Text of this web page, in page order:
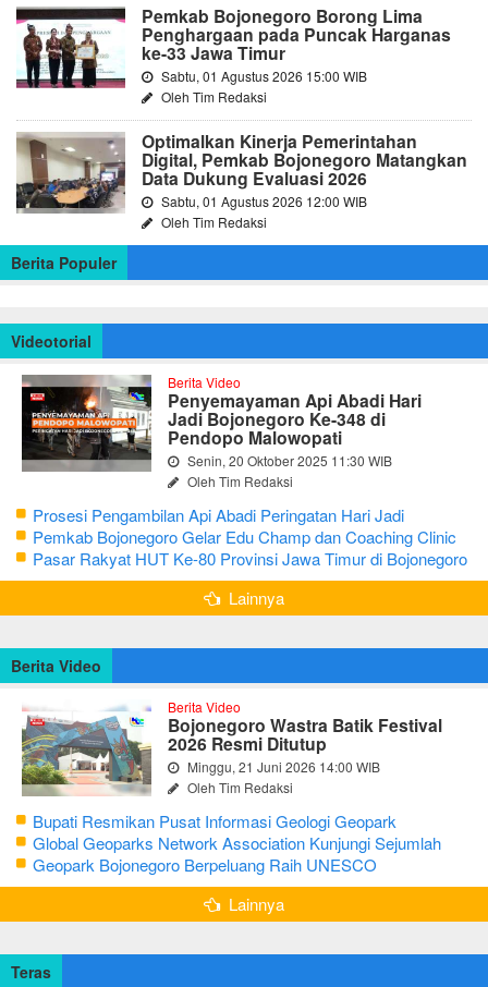
Pemkab Bojonegoro Borong Lima
Penghargaan pada Puncak Harganas
ke-33 Jawa Timur
Sabtu, 01 Agustus 2026 15:00 WIB
Oleh Tim Redaksi
Optimalkan Kinerja Pemerintahan
Digital, Pemkab Bojonegoro Matangkan
Data Dukung Evaluasi 2026
Sabtu, 01 Agustus 2026 12:00 WIB
Oleh Tim Redaksi
Berita Populer
Videotorial
Berita Video
Penyemayaman Api Abadi Hari
Jadi Bojonegoro Ke-348 di
Pendopo Malowopati
Senin, 20 Oktober 2025 11:30 WIB
Oleh Tim Redaksi
Prosesi Pengambilan Api Abadi Peringatan Hari Jadi
Bojonegoro Ke-348
Pemkab Bojonegoro Gelar Edu Champ dan Coaching Clinic
Seni Reog dan Jaranan
Pasar Rakyat HUT Ke-80 Provinsi Jawa Timur di Bojonegoro
Lainnya
Berita Video
Berita Video
Bojonegoro Wastra Batik Festival
2026 Resmi Ditutup
Minggu, 21 Juni 2026 14:00 WIB
Oleh Tim Redaksi
Bupati Resmikan Pusat Informasi Geologi Geopark
Bojonegoro
Global Geoparks Network Association Kunjungi Sejumlah
Geosite di Bojonegoro
Geopark Bojonegoro Berpeluang Raih UNESCO
Global Geopark
Lainnya
Teras